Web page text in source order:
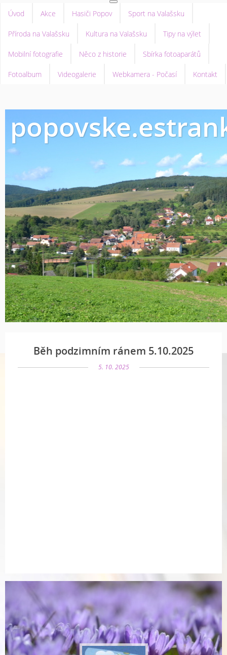
Úvod Akce Hasiči Popov Sport na Valašsku
Příroda na Valašsku Kultura na Valašsku Tipy na výlet
Mobilní fotografie Něco z historie Sbírka fotoaparátů
Fotoalbum Videogalerie Webkamera - Počasí Kontakt
Běh podzimním ránem 5.10.2025
5. 10. 2025